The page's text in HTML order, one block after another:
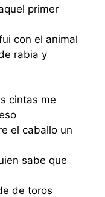
primer
con el animal
rabia y
cintas me
el caballo un
sabe que
de toros